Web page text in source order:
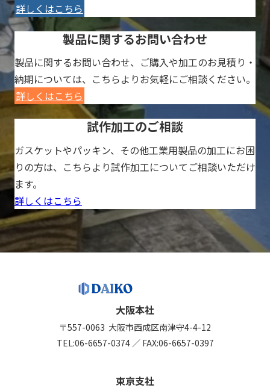
詳しくはこちら
製品に関するお問い合わせ
製品に関するお問い合わせ、ご購入や加工のお見積り・
納期については、こちらよりお気軽にご相談ください。
詳しくはこちら
試作加工のご相談
ガスケットやパッキン、その他工業用製品の加工にお困
りの方は、こちらより試作加工についてご相談いただけ
ます。
詳しくはこちら
大阪本社
〒557-0063 大阪市西成区南津守4-4-12
TEL:06-6657-0374／ FAX:06-6657-0397
東京支社